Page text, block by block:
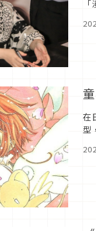
在
型